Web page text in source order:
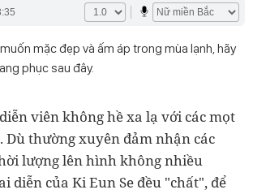
mặc đẹp và ấm áp trong mùa lạnh, hãy
phục sau đây.
viên không hề xa lạ với các mọt
Dù thường xuyên đảm nhận các
lượng lên hình không nhiều
diễn của Ki Eun Se đều "chất", để